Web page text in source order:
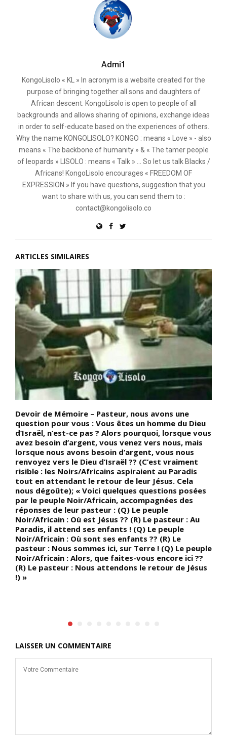
Admi1
KongoLisolo « KL » In acronym is a website created for the
purpose of bringing together all sons and daughters of
African descent. KongoLisolo is open to people of all
backgrounds and allows sharing of opinions, exchange ideas
in order to self-educate based on the experiences of others.
Why the name KONGOLISOLO? KONGO : means « Love » - also
means « The backbone of humanity » & « The tamer people
of leopards » LISOLO : means « Talk » ... So let us talk Blacks /
Africans! KongoLisolo encourages « FREEDOM OF
EXPRESSION » If you have questions, suggestion that you
want to share with us, you can send them to :
contact@kongolisolo.co
ARTICLES SIMILAIRES
Devoir de Mémoire – Pasteur, nous avons une
question pour vous : Vous êtes un homme du Dieu
d’Israël, n’est-ce pas ? Alors pourquoi, lorsque vous
avez besoin d’argent, vous venez vers nous, mais
lorsque nous avons besoin d’argent, vous nous
renvoyez vers le Dieu d’Israël ?? (C’est vraiment
risible : les Noirs/Africains aspiraient au Paradis
tout en attendant le retour de leur Jésus. Cela
nous dégoûte); « Voici quelques questions posées
par le peuple Noir/Africain, accompagnées des
réponses de leur pasteur : (Q) Le peuple
Noir/Africain : Où est Jésus ?? (R) Le pasteur : Au
Paradis, il attend ses enfants ! (Q) Le peuple
Noir/Africain : Où sont ses enfants ?? (R) Le
pasteur : Nous sommes ici, sur Terre ! (Q) Le peuple
Noir/Africain : Alors, que faites-vous encore ici ??
(R) Le pasteur : Nous attendons le retour de Jésus
!) »
LAISSER UN COMMENTAIRE